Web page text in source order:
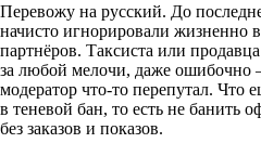
Перевожу на русский. До
начисто игнорировали жизненно
партнёров. Таксиста или
за любой мелочи, даже ошибочно
модератор что-то перепутал. Что
в теневой бан, то есть не банить
без заказов и показов.